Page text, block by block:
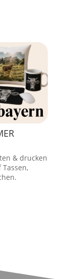
& drucken